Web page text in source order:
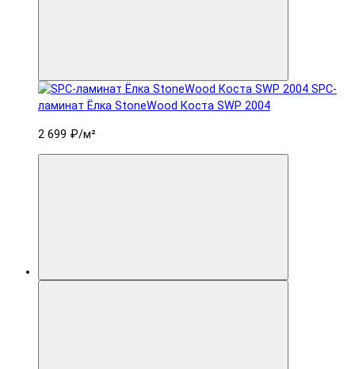
SPC-
ламинат Ëлка StoneWood Коста SWP 2004
2 699 ₽/м²